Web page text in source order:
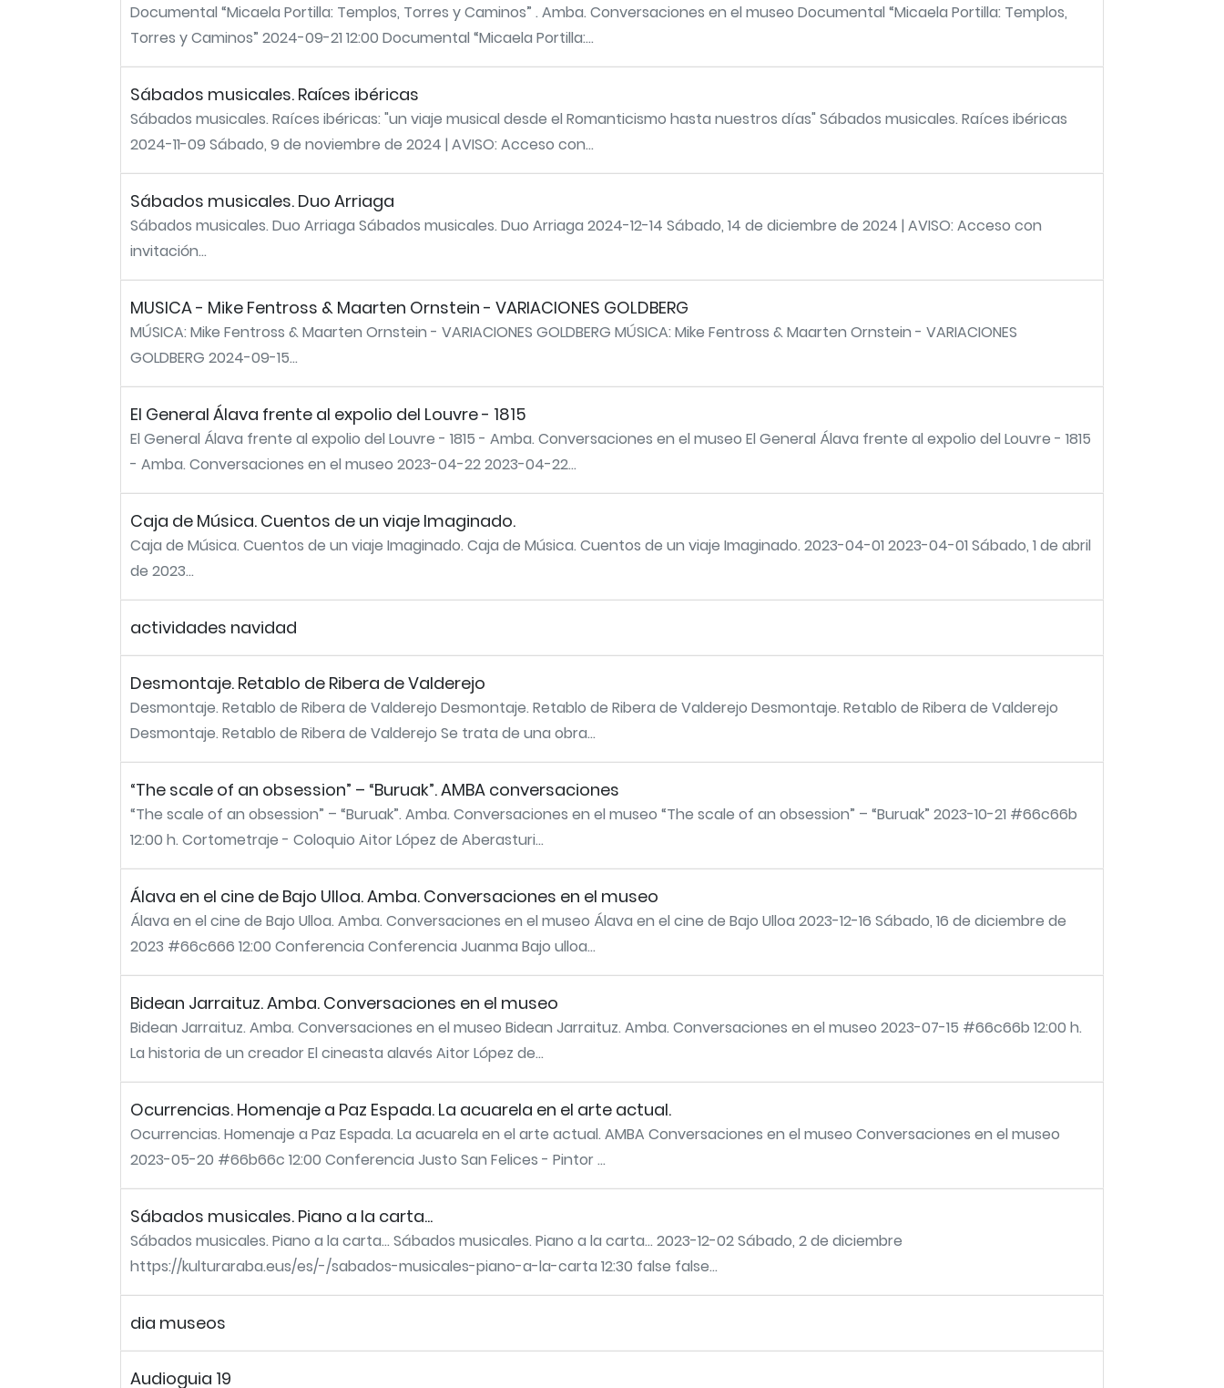
Documental “Micaela Portilla: Templos, Torres y Caminos” . Amba. Conversaciones en el museo Documental “Micaela Portilla: Templos,
Torres y Caminos” 2024-09-21 12:00 Documental “Micaela Portilla:...
Sábados musicales. Raíces ibéricas
Sábados musicales. Raíces ibéricas: "un viaje musical desde el Romanticismo hasta nuestros días" Sábados musicales. Raíces ibéricas
2024-11-09 Sábado, 9 de noviembre de 2024 | AVISO: Acceso con...
Sábados musicales. Duo Arriaga
Sábados musicales. Duo Arriaga Sábados musicales. Duo Arriaga 2024-12-14 Sábado, 14 de diciembre de 2024 | AVISO: Acceso con
invitación...
MUSICA - Mike Fentross & Maarten Ornstein - VARIACIONES GOLDBERG
MÚSICA: Mike Fentross & Maarten Ornstein - VARIACIONES GOLDBERG MÚSICA: Mike Fentross & Maarten Ornstein - VARIACIONES
GOLDBERG 2024-09-15...
El General Álava frente al expolio del Louvre - 1815
El General Álava frente al expolio del Louvre - 1815 - Amba. Conversaciones en el museo El General Álava frente al expolio del Louvre - 1815
- Amba. Conversaciones en el museo 2023-04-22 2023-04-22...
Caja de Música. Cuentos de un viaje Imaginado.
Caja de Música. Cuentos de un viaje Imaginado. Caja de Música. Cuentos de un viaje Imaginado. 2023-04-01 2023-04-01 Sábado, 1 de abril
de 2023...
actividades navidad
Desmontaje. Retablo de Ribera de Valderejo
Desmontaje. Retablo de Ribera de Valderejo Desmontaje. Retablo de Ribera de Valderejo Desmontaje. Retablo de Ribera de Valderejo
Desmontaje. Retablo de Ribera de Valderejo Se trata de una obra...
“The scale of an obsession” – “Buruak”. AMBA conversaciones
“The scale of an obsession” – “Buruak”. Amba. Conversaciones en el museo “The scale of an obsession” – “Buruak” 2023-10-21 #66c66b
12:00 h. Cortometraje - Coloquio Aitor López de Aberasturi...
Álava en el cine de Bajo Ulloa. Amba. Conversaciones en el museo
Álava en el cine de Bajo Ulloa. Amba. Conversaciones en el museo Álava en el cine de Bajo Ulloa 2023-12-16 Sábado, 16 de diciembre de
2023 #66c666 12:00 Conferencia Conferencia Juanma Bajo ulloa...
Bidean Jarraituz. Amba. Conversaciones en el museo
Bidean Jarraituz. Amba. Conversaciones en el museo Bidean Jarraituz. Amba. Conversaciones en el museo 2023-07-15 #66c66b 12:00 h.
La historia de un creador El cineasta alavés Aitor López de...
Ocurrencias. Homenaje a Paz Espada. La acuarela en el arte actual.
Ocurrencias. Homenaje a Paz Espada. La acuarela en el arte actual. AMBA Conversaciones en el museo Conversaciones en el museo
2023-05-20 #66b66c 12:00 Conferencia Justo San Felices - Pintor ...
Sábados musicales. Piano a la carta...
Sábados musicales. Piano a la carta... Sábados musicales. Piano a la carta... 2023-12-02 Sábado, 2 de diciembre
https://kulturaraba.eus/es/-/sabados-musicales-piano-a-la-carta 12:30 false false...
dia museos
Audioguia 19